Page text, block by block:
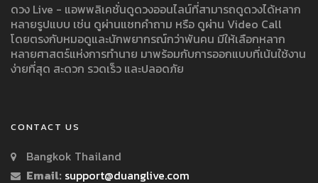
ดวง Live - แอพพลิเคชั่นดูดวงออนไลน์ที่สามารถดูดวงได้หลาก
หลายรูปแบบ เช่น ดูผ่านแชทคำถาม หรือ ดูผ่าน Video Call
โดยตรงกับหมอดูและนักพยากรณ์กว่าพันคน มีให้เลือกหลาก
หลายศาสตร์แห่งการทำนาย มาพร้อมกับการออกแบบที่เน้นใช้งาน
ง่ายที่สุด สะดวก รวดเร็ว และปลอดภัย
CONTACT US
Bangkok Thailand
Email: support@duanglive.com